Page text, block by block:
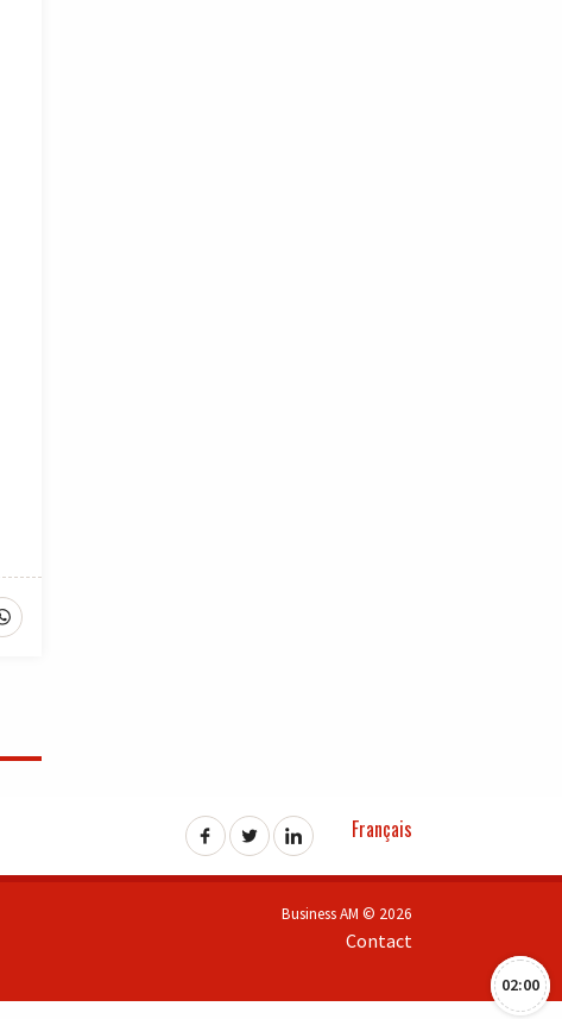
02:00
Français
Business AM © 2026
Contact